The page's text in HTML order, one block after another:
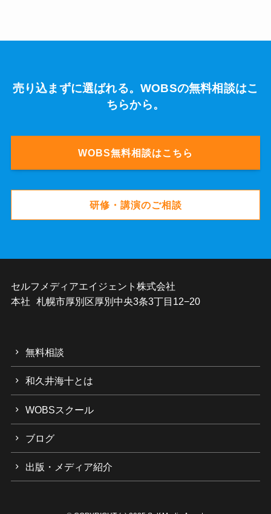
売り込まずに選ばれる。WOBSの無料相談はこ
ちらから。
WOBS無料相談はこちら
研修・講演のご相談
セルフメディアエイジェント株式会社
本社 札幌市厚別区厚別中央3条3丁目12−20
無料相談
和久井海十とは
WOBSスクール
ブログ
出版・メディア紹介